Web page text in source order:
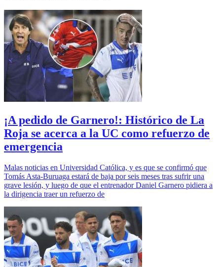
¡A pedido de Garnero!: Histórico de La
Roja se acerca a la UC como refuerzo de
emergencia
Malas noticias en Universidad Católica, y es que se confirmó que
Tomás Asta-Buruaga estará de baja por seis meses tras sufrir una
grave lesión, y luego de que el entrenador Daniel Garnero pidiera a
la dirigencia traer un refuerzo de